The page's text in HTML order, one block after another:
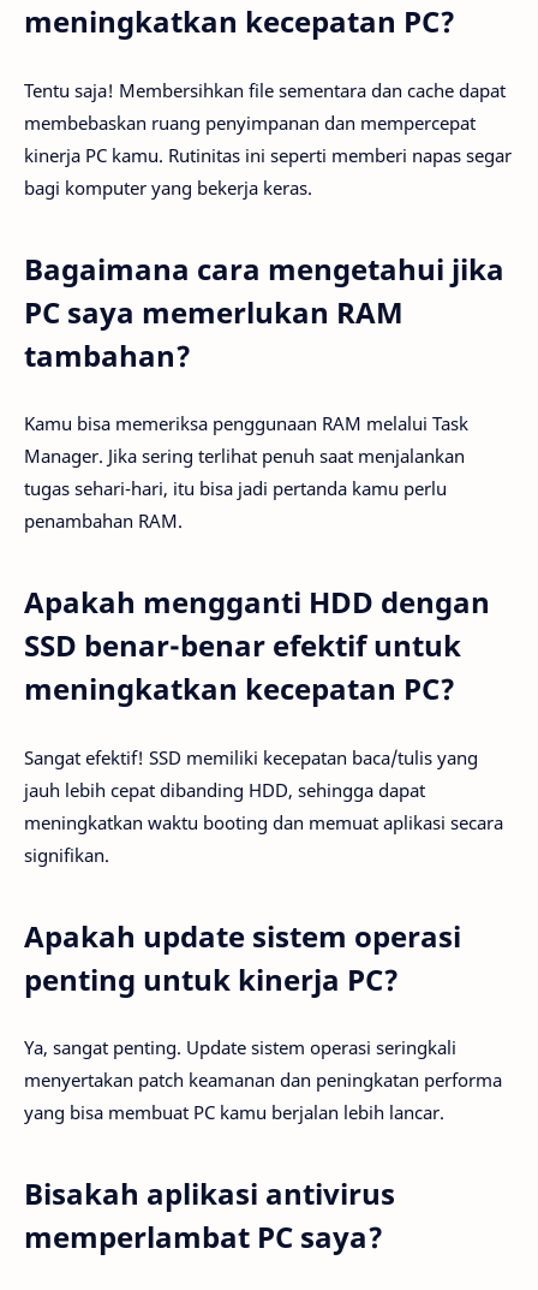
meningkatkan kecepatan PC?
Tentu saja! Membersihkan file sementara dan cache dapat
membebaskan ruang penyimpanan dan mempercepat
kinerja PC kamu. Rutinitas ini seperti memberi napas segar
bagi komputer yang bekerja keras.
Bagaimana cara mengetahui jika
PC saya memerlukan RAM
tambahan?
Kamu bisa memeriksa penggunaan RAM melalui Task
Manager. Jika sering terlihat penuh saat menjalankan
tugas sehari-hari, itu bisa jadi pertanda kamu perlu
penambahan RAM.
Apakah mengganti HDD dengan
SSD benar-benar efektif untuk
meningkatkan kecepatan PC?
Sangat efektif! SSD memiliki kecepatan baca/tulis yang
jauh lebih cepat dibanding HDD, sehingga dapat
meningkatkan waktu booting dan memuat aplikasi secara
signifikan.
Apakah update sistem operasi
penting untuk kinerja PC?
Ya, sangat penting. Update sistem operasi seringkali
menyertakan patch keamanan dan peningkatan performa
yang bisa membuat PC kamu berjalan lebih lancar.
Bisakah aplikasi antivirus
memperlambat PC saya?